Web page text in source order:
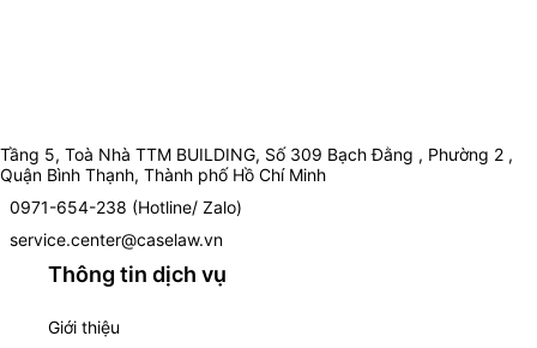
Tầng 5, Toà Nhà TTM BUILDING, Số 309 Bạch Đằng , Phường 2 ,
Quận Bình Thạnh, Thành phố Hồ Chí Minh
0971-654-238 (Hotline/ Zalo)
service.center@caselaw.vn
Thông tin dịch vụ
Giới thiệu